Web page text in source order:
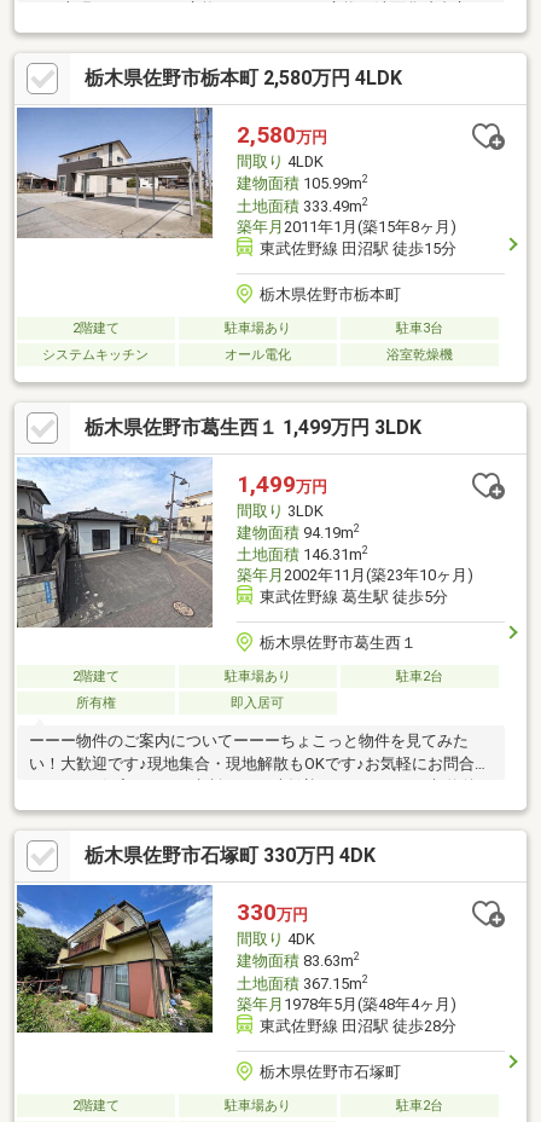
換、トイレ交換、壁天井クロス張替、照明交換、網戸交換、火災
報知器設置など〇外装車庫・倉庫解体、外壁塗装【おすすめポイ
ント】・シロアリ防除工事施工後5年間保証・返済額や融資可能額
など、お客様のご希望にあわせてご提案。住宅ローンが初めての
方でもお気軽にご相談ください【周辺施設】・東武佐野線田沼駅
まで2200m(徒歩31分)・佐野市立あそ野学園義務教
栃木県佐野市栃本町 2,580万円 4LDK
2,580万円
間取り 4LDK
建物面積105.99m2
土地面積333.49m2
築年月 2011年1月(築15年8ヶ月)
東武佐野線 田沼駅 徒歩15分
栃木県佐野市栃本町
2階建て 駐車場あり
駐車3台
システムキッチン
オール電化 浴室乾燥機
栃木県佐野市葛生西１ 1,499万円 3LDK
1,499万円
間取り 3LDK
建物面積94.19m2
土地面積146.31m2
築年月 2002年11月(築23年10ヶ月)
東武佐野線 葛生駅 徒歩5分
栃木県佐野市葛生西１
2階建て 駐車場あり
駐車2台
所有権
即入居可
ーーー物件のご案内についてーーーちょこっと物件を見てみた
い！大歓迎です♪現地集合・現地解散もOKです♪お気軽にお問合せ
お手伝い致しますーーー①住宅ローン控除・・・購入後、年末時
の住宅ローン残高に応じて所得税が控除される制度です。必要書
類の準備がございますので、取得やご相談などお手伝いさせてい
ただきます♪②オプション関連・・・外構や内装などのオプショ
ン関連のご提案もできますのでご相談ください♪いつでもお気軽に
ご相談いただけますと幸いです♪
栃木県佐野市石塚町 330万円 4DK
330万円
間取り 4DK
建物面積83.63m2
土地面積367.15m2
築年月 1978年5月(築48年4ヶ月)
東武佐野線 田沼駅 徒歩28分
栃木県佐野市石塚町
2階建て 駐車場あり
駐車2台